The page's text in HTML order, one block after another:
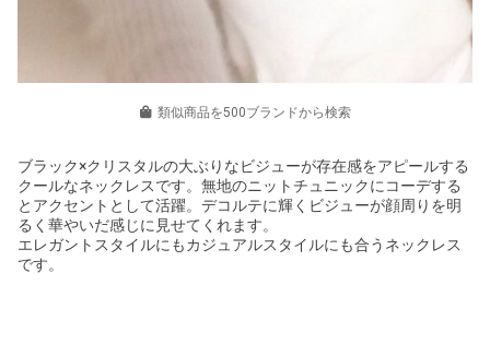
類似商品を500ブランドから検索
ブラック×クリスタルの大ぶりなビジューが存在感をアピールする
クールなネックレスです。無地のニットチュニックにコーデする
とアクセントとして活躍。デコルテに輝くビジューが顔周りを明
るく華やいだ感じに見せてくれます。
エレガントスタイルにもカジュアルスタイルにも合うネックレス
です。